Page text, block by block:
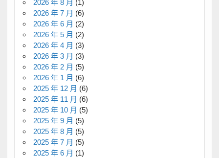
2026 年 8 月 (1)
2026 年 7 月 (6)
2026 年 6 月 (2)
2026 年 5 月 (2)
2026 年 4 月 (3)
2026 年 3 月 (3)
2026 年 2 月 (5)
2026 年 1 月 (6)
2025 年 12 月 (6)
2025 年 11 月 (6)
2025 年 10 月 (5)
2025 年 9 月 (5)
2025 年 8 月 (5)
2025 年 7 月 (5)
2025 年 6 月 (1)